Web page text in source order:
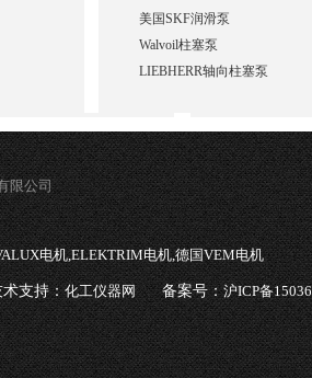
美国SKF润滑泵
Walvoil柱塞泵
LIEBHERR轴向柱塞泵
限公司
电机,ELEKTRIM电机,德国VEM电机
支持：化工仪器网 备案号：沪ICP备